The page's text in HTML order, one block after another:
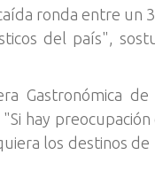
ronda entre un
del país",
Gastronómica
hay
los destinos